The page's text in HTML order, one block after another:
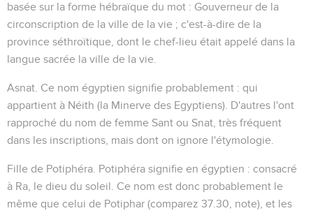
basée sur la forme hébraïque du mot : Gouverneur de la
circonscription de la ville de la vie ; c'est-à-dire de la
province séthroïtique, dont le chef-lieu était appelé dans la
langue sacrée la ville de la vie
Asnat . Ce nom égyptien signifie probablement : qui
appartient à Néith (la Minerve des Egyptiens). D'autres l'ont
rapproché du nom de femme Sant ou Snat , très fréquent
dans les inscriptions, mais dont on ignore l'étymologie.
Fille de Potiphéra Potiphéra signifie en égyptien : consacré
à Ra, le dieu du soleil. Ce nom est donc probablement le
même que celui de Potiphar (comparez 37.30 , note), et les